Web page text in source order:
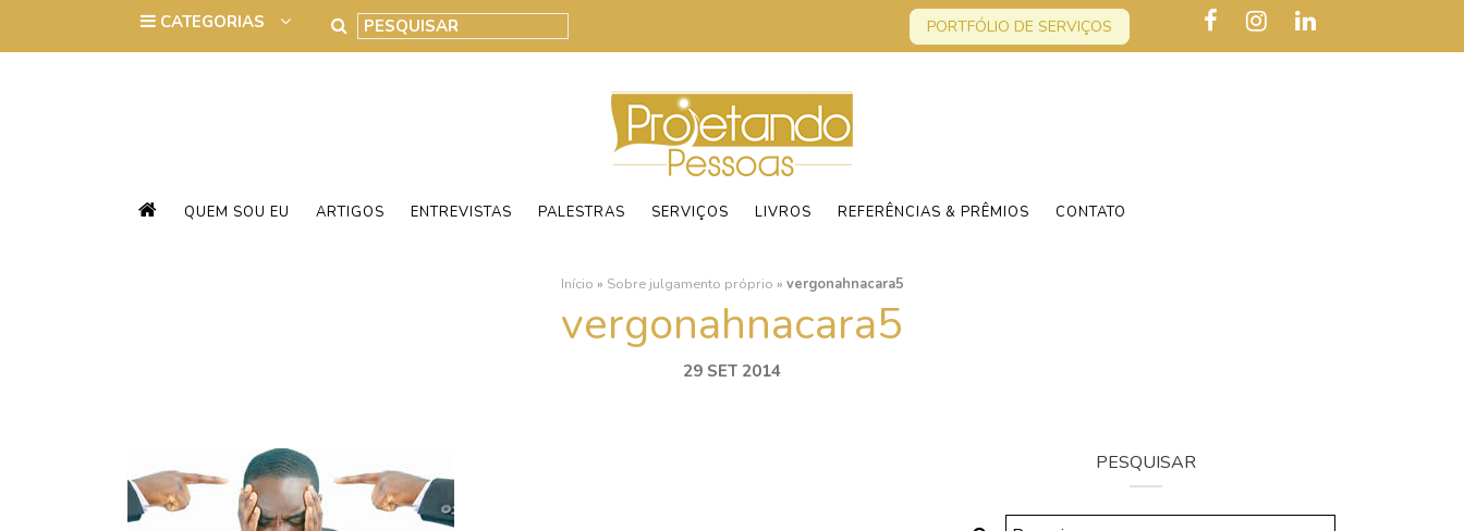
PORTFÓLIO DE SERVIÇOS
QUEM SOU EU ARTIGOS ENTREVISTAS PALESTRAS SERVIÇOS LIVROS REFERÊNCIAS & PRÊMIOS CONTATO
Início » Sobre julgamento próprio » vergonahnacara5
vergonahnacara5
29 SET 2014
PESQUISAR